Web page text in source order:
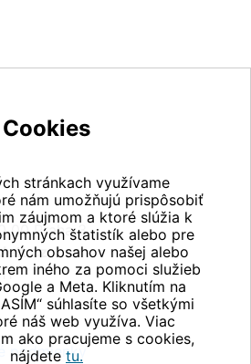
00 Praha 3
podmienky
Cookies
stránkach využívame
nám umožňujú prispôsobiť
záujmom a ktoré slúžia k
štatistík alebo pre
obsahov našej alebo
iného za pomoci služieb
a Meta. Kliknutím na
súhlasíte so všetkými
náš web využíva. Viac
ako pracujeme s cookies,
nájdete tu.